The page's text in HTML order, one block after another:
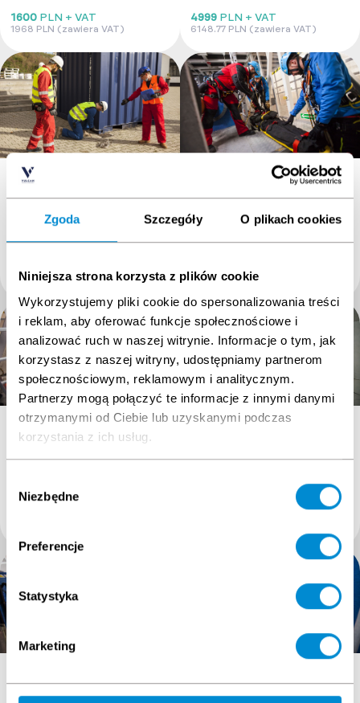
Zgoda Szczegóły O plikach cookies
Niniejsza strona korzysta z plików cookie
Wykorzystujemy pliki cookie do spersonalizowania treści
i reklam, aby oferować funkcje społecznościowe i
analizować ruch w naszej witrynie. Informacje o tym, jak
korzystasz z naszej witryny, udostępniamy partnerom
społecznościowym, reklamowym i analitycznym.
Partnerzy mogą połączyć te informacje z innymi danymi
otrzymanymi od Ciebie lub uzyskanymi podczas
korzystania z ich usług.
zgody
Niezbędne
Preferencje
Statystyka
Marketing
1600 PLN + VAT
1968 PLN (zawiera VAT)
4999 PLN + VAT
6148.77 PLN (zawiera VAT)
GWO Slinger Signaller
4489.50 PLN (zawiera VAT)
GWO ART-H Hub, Spinner
and Inside Blade Rescue
(HSIBR)
1968 PLN (zawiera VAT)
GWO ART-N
GWO ART-N Nacelle, Tower
and Basement Rescue
(NTBR)
GWO ART-SART-H
Inside Blade Rescue
GWO ART-SART-N Single
Rescuer: Nacelle, Tower and
GWO Advanced Rescue
Training FULL